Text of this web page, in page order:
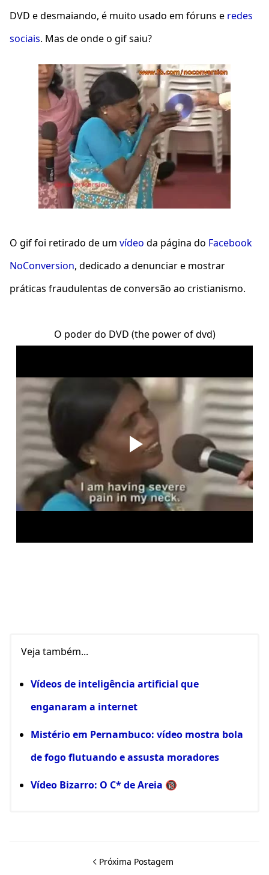
DVD e desmaiando, é muito usado em fóruns e redes
sociais. Mas de onde o gif saiu?
O gif foi retirado de um vídeo da página do Facebook
NoConversion, dedicado a denunciar e mostrar
práticas fraudulentas de conversão ao cristianismo.
O poder do DVD (the power of dvd)
Veja também...
Vídeos de inteligência artificial que
enganaram a internet
Mistério em Pernambuco: vídeo mostra bola
de fogo flutuando e assusta moradores
Vídeo Bizarro: O C* de Areia 🔞
Próxima Postagem